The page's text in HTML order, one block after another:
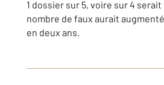
1 dossier sur 5, voire sur 4
nombre de faux aurait
en deux ans.